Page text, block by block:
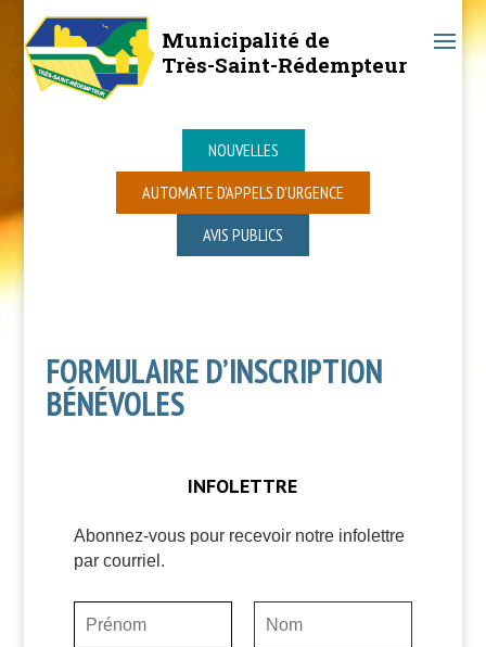
Municipalité de
Très-Saint-Rédempteur
NOUVELLES
AUTOMATE D’APPELS D’URGENCE
AVIS PUBLICS
FORMULAIRE D’INSCRIPTION
BÉNÉVOLES
INFOLETTRE
Abonnez-vous pour recevoir notre infolettre
par courriel.